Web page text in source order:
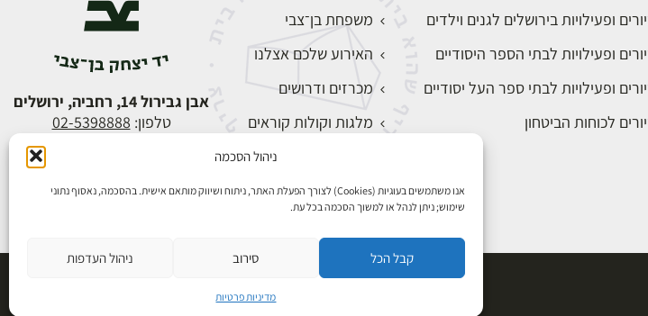
ניהול הסכמה
אנו משתמשים בעוגיות (Cookies) לצורך הפעלת האתר, ניתוח ושיווק מותאם אישית. בהסכמה, נאסוף נתוני
שימוש; ניתן לנהל או למשוך הסכמה בכל עת.
קבל הכל סירוב ניהול העדפות
מדיניות פרטיות
ופעילויות בירושלים לגנים וילדים
ופעילויות לבתי הספר היסודיים
ופעילויות לבתי ספר העל יסודיים
לכוחות הביטחון
משפחת בן־צבי
האירוע שלכם אצלנו
מכרזים ודרושים
מלגות וקולות קוראים
התחברות
אבן גבירול 14, רחביה, ירושלים
טלפון: 02-5398888